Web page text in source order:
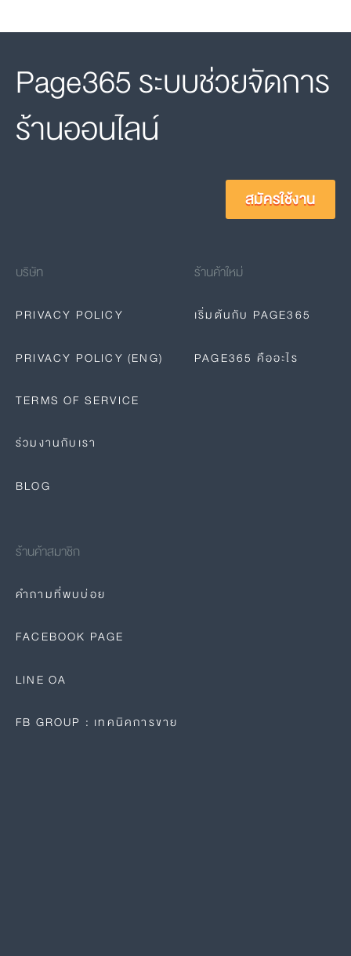
Page365 ระบบช่วยจัดการ
ร้านออนไลน์
สมัครใช้งาน
บริษัท
PRIVACY POLICY
PRIVACY POLICY (ENG)
TERMS OF SERVICE
ร่วมงานกับเรา
BLOG
ร้านค้าใหม่
เริ่มต้นกับ PAGE365
PAGE365 คืออะไร
ร้านค้าสมาชิก
คำถามที่พบบ่อย
FACEBOOK PAGE
LINE OA
FB GROUP : เทคนิคการขาย